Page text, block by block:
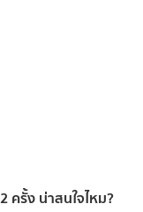
ครั้ง น่าสนใจไหม?